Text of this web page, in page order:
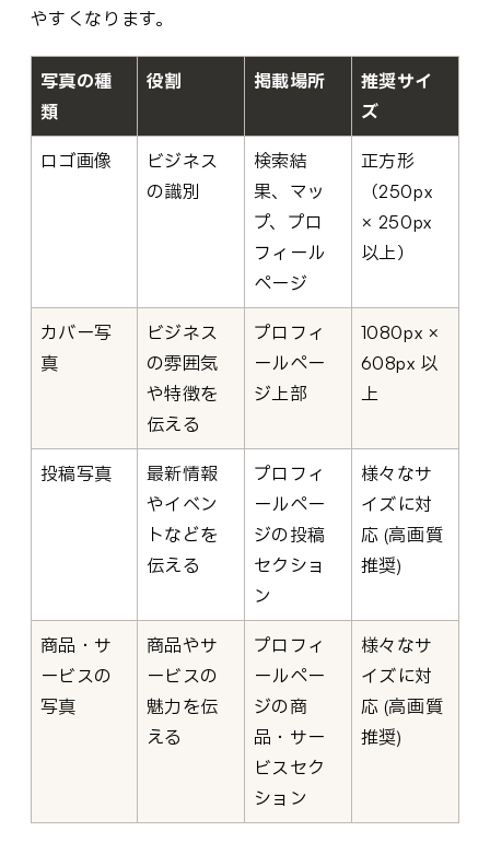
やすくなります。
写真の種
類
役割 掲載場所
推奨サイ
ズ
ロゴ画像
ビジネス
の識別
検索結
果、マッ
プ、プロ
フィール
ページ
正方形
（250px
× 250px
以上）
カバー写
真
ビジネス
の雰囲気
や特徴を
伝える
プロフィ
ールペー
ジ上部
1080px ×
608px 以
上
投稿写真
最新情報
やイベン
トなどを
伝える
プロフィ
ールペー
ジの投稿
セクショ
ン
様々なサ
イズに対
応 (高画質
推奨)
商品・サ
ービスの
写真
商品やサ
ービスの
魅力を伝
える
プロフィ
ールペー
ジの商
品・サー
ビスセク
ション
様々なサ
イズに対
応 (高画質
推奨)